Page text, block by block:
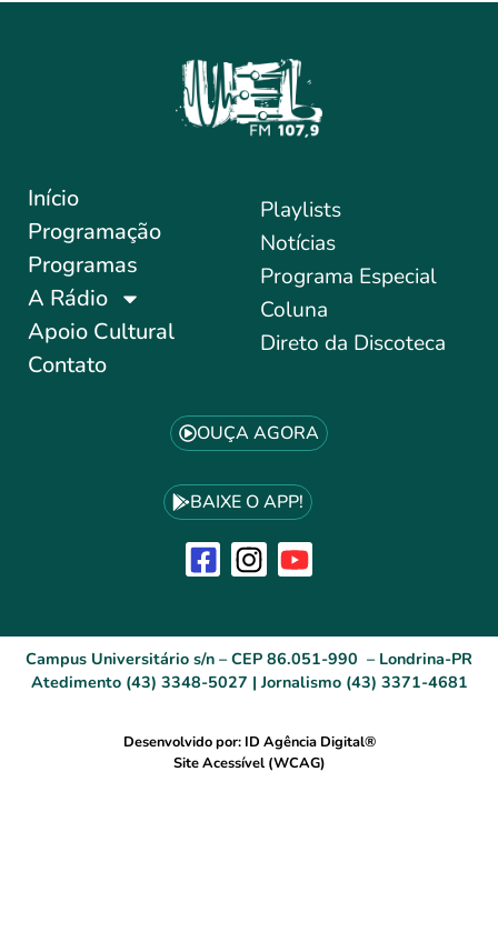
Início
Programação
Programas
A Rádio
Apoio Cultural
Contato
Playlists
Notícias
Programa Especial
Coluna
Direto da Discoteca
OUÇA AGORA
BAIXE O APP!
Campus Universitário s/n – CEP 86.051-990 – Londrina-PR
Atedimento (43) 3348-5027 | Jornalismo (43) 3371-4681
Desenvolvido por: ID Agência Digital®
Site Acessível (WCAG)